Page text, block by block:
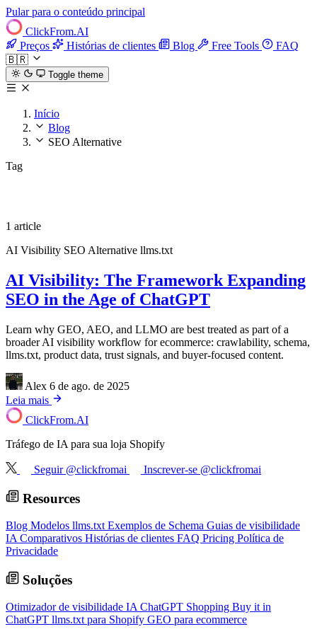
Pular para o conteúdo principal
ClickFrom.AI
Preços
Histórias de clientes Blog Free Tools
FAQ
🇧🇷
Toggle theme
Início
Blog
SEO Alternative
Tag
1 article
AI Visibility SEO Alternative llms.txt
AI Visibility: The Framework Expanding
SEO in the Age of ChatGPT
Learn why GEO, AEO, and LLMO are best treated as part of a
broader AI visibility workflow for ecommerce: crawlability, schema,
llms.txt, product data, trust signals, and buyer-focused content.
Alex 6 de ago. de 2025
Leia mais
ClickFrom.AI
Tráfego de IA para sua loja Shopify
Seguir @clickfromai Inscrever-se @clickfromai
Resources
Blog Modelos llms.txt Exemplos de Schema Guias de visibilidade
IA Comparativos Histórias de clientes FAQ Pricing Política de
Privacidade
Soluções
Otimizador de visibilidade IA ChatGPT Shopping Buy it in
ChatGPT llms.txt para Shopify GEO para ecommerce